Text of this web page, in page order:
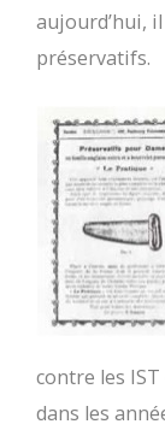
aujourd’hui,
préservatifs.
contre les
dans les